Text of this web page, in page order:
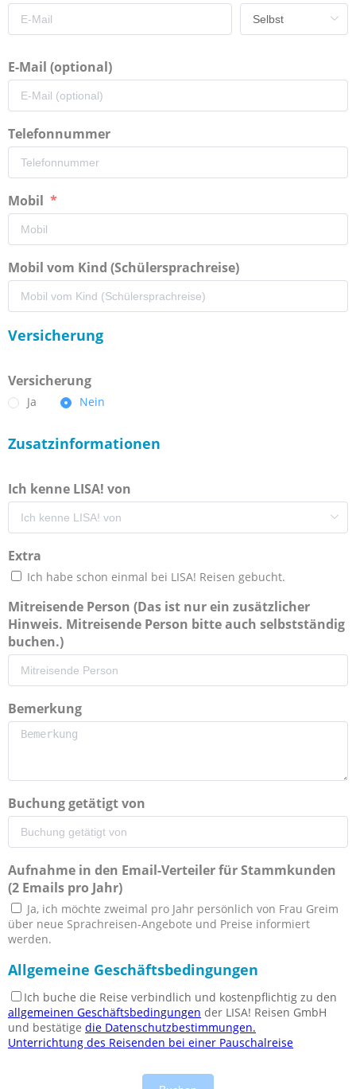
E-Mail (optional)
Telefonnummer
Mobil
Mobil vom Kind (Schülersprachreise)
Versicherung
Versicherung
Ja Nein
Zusatzinformationen
Ich kenne LISA! von
Extra
Ich habe schon einmal bei LISA! Reisen gebucht.
Mitreisende Person (Das ist nur ein zusätzlicher
Hinweis. Mitreisende Person bitte auch selbstständig
buchen.)
Bemerkung
Buchung getätigt von
Aufnahme in den Email-Verteiler für Stammkunden
(2 Emails pro Jahr)
Ja, ich möchte zweimal pro Jahr persönlich von Frau Greim
über neue Sprachreisen-Angebote und Preise informiert
werden.
Allgemeine Geschäftsbedingungen
Ich buche die Reise verbindlich und kostenpflichtig zu den
allgemeinen Geschäftsbedingungen der LISA! Reisen GmbH
und bestätige die Datenschutzbestimmungen.
Unterrichtung des Reisenden bei einer Pauschalreise